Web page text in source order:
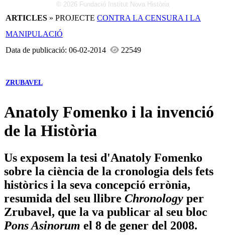
© 2026 Fundació Institut Nova Història
ARTICLES » PROJECTE CONTRA LA CENSURA I LA
MANIPULACIÓ
Data de publicació: 06-02-2014
22549
ZRUBAVEL
Anatoly Fomenko i la invenció
de la Història
Us exposem la tesi d'Anatoly Fomenko
sobre la ciència de la cronologia dels fets
històrics i la seva concepció errònia,
resumida del seu llibre Chronology per
Zrubavel, que la va publicar al seu bloc
Pons Asinorum el 8 de gener del 2008.